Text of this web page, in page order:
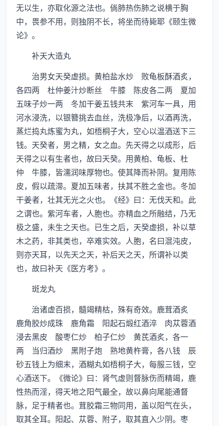
无以生，亦取化源之法也。倘肺热伤肺之说横于胸
中，畏参不用，则独阴不长，将坐而待毙耶《颐生微
论》。
补天大造丸
治男女天癸虚损。黄柏盐水炒 败龟板酥酒炙，
各四两 杜仲姜汁炒断丝 牛膝 陈皮各二两 夏加
五味子炒一两 冬加干姜五钱共末 紫河车一具，用
河水浸洗，以银簪挑去血丝，洗极净后，以酒再洗，
蒸烂捣丸炼蜜为丸，如梧桐子大，空心以温酒送下三
钱。天癸者，男之精，女之血。先天得之以成形，后
天得之以有生者也，故曰天癸。用黄柏、龟板、杜
仲 牛膝，皆濡润味厚物也。使其降而补阴。复用陈
皮，假以疏滞。夏加五味者，扶其不胜之金也。冬加
干姜者，壮其无光之火也。《经》曰：无伐天和。此
之谓也。紫河车者，人胞也。亦精血之所融结，乃无
极之盛，未生之天也。已生之后，天癸虚损，补以草
木之药，非其类也，卒难实效。人胞，名曰混沌皮，
则亦天耳，以先天之天，补后天之天，所谓补以类
也，故曰补天《医方考》。
斑龙丸
治诸虚百损，髓竭精枯，殊有奇效。鹿茸酒炙
鹿角胶炒成珠 鹿角霜 阳起石煅红酒淬 肉苁蓉酒
浸去黑皮 酸枣仁炒 柏子仁炒 黄芪酒炙，各一
两 当归酒炒 黑附子炮 熟地黄杵膏，各八钱 辰
砂五钱上为细末，酒糊丸如梧桐子大，每服三钱，空
心酒送下。《微论》曰：肾气虚则督脉伤而精竭，鹿
性热而淫，得天地之阳气最全，故以鼻向尾能通督
脉，足于精者也。茸胶霜三物同用，盖以阳气在头，
取其全耳。阳起、苁蓉、附子，取其直入少阴。枣